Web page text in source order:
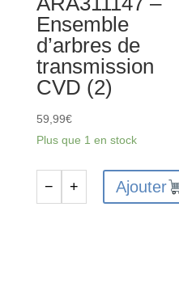
Ensemble
d’arbres de
transmission
CVD (2)
59,99€
Plus que 1 en stock
− + Ajouter